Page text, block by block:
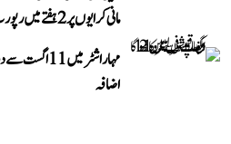
مانی کرایوں پر 2 ہفتے میں رپورٹ طلب
اضافہ